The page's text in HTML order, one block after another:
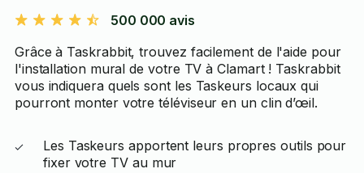
500 000 avis
Grâce à Taskrabbit, trouvez facilement de l'aide pour
l'installation mural de votre TV à Clamart ! Taskrabbit
vous indiquera quels sont les Taskeurs locaux qui
pourront monter votre téléviseur en un clin d’œil.
Les Taskeurs apportent leurs propres outils pour
fixer votre TV au mur